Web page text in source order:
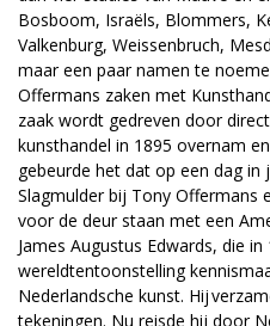
Bosboom, Israëls, Blommers,
Valkenburg, Weissenbruch,
maar een paar namen te
Offermans zaken met
zaak wordt gedreven door
kunsthandel in 1895 overnam
gebeurde het dat op een dag
Slagmulder bij Tony Offermans
voor de deur staan met een
James Augustus Edwards, die in
wereldtentoonstelling
Nederlandsche kunst. Hij
tekeningen. Nu reisde hij door